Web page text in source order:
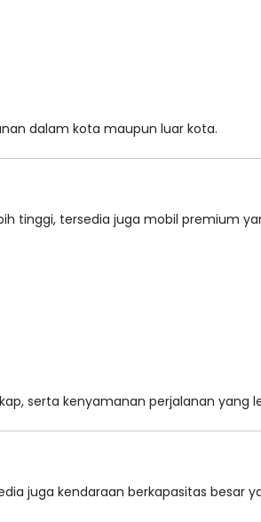
dalam kota maupun luar kota.
tinggi, tersedia juga mobil premium
serta kenyamanan perjalanan yang
juga kendaraan berkapasitas